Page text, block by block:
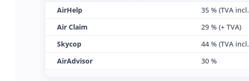
AirHelp
35 % (TVA
Air Claim
29 % (+ TVA)
Skycop
44 % (TVA
AirAdvisor
30 %